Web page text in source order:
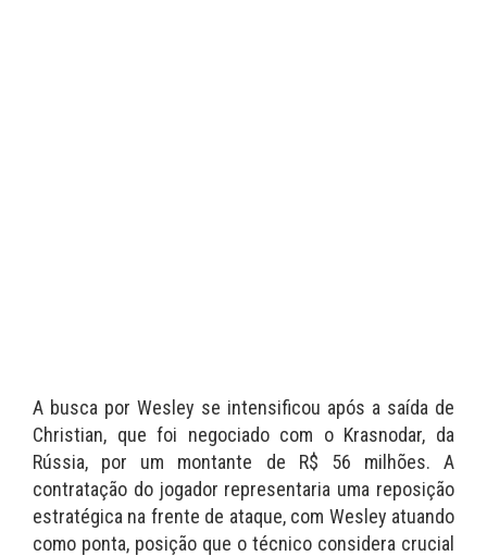
A busca por Wesley se intensificou após a saída de
Christian, que foi negociado com o Krasnodar, da
Rússia, por um montante de R$ 56 milhões. A
contratação do jogador representaria uma reposição
estratégica na frente de ataque, com Wesley atuando
como ponta, posição que o técnico considera crucial